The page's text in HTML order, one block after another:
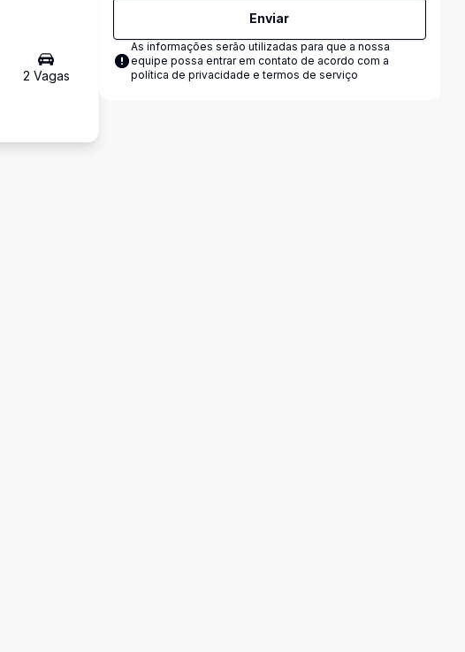
2 Vagas
Enviar
As informações serão utilizadas para que a nossa
equipe possa entrar em contato de acordo com a
política de privacidade e termos de serviço